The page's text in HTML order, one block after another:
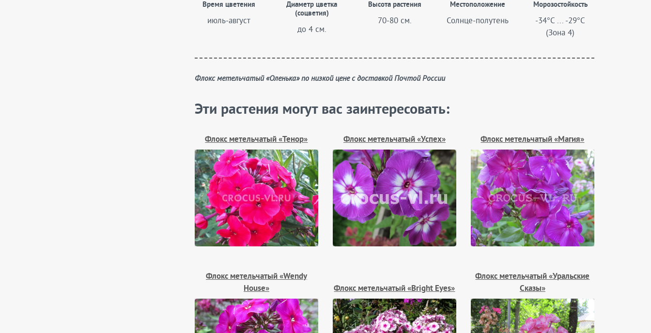
Время цветения
июль-август
Диаметр цветка
(соцветия)
до 4 см.
Высота растения
70-80 см.
Местоположение
Солнце-полутень
Морозостойкость
-34°C ... -29°C
(Зона 4)
Флокс метельчатый «Оленька» по низкой цене с доставкой Почтой России
Эти растения могут вас заинтересовать:
Флокс метельчатый «Тенор» Флокс метельчатый «Успех» Флокс метельчатый «Магия»
Флокс метельчатый «Wendy
House»
Флокс метельчатый «Bright Eyes»
Флокс метельчатый «Уральские
Сказы»